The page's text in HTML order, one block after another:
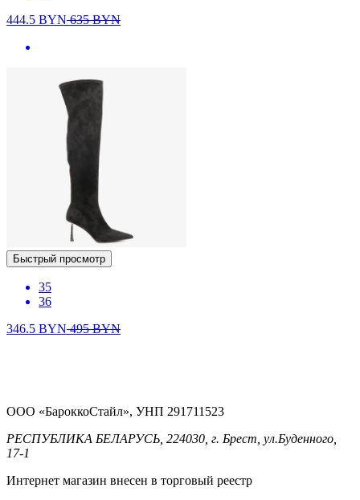
444.5 BYN635BYN
Быстрый просмотр
35
36
346.5 BYN495BYN
ООО «БароккоСтайл», УНП 291711523
РЕСПУБЛИКА БЕЛАРУСЬ, 224030, г. Брест, ул.Буденного,
17-1
Интернет магазин внесен в торговый реестр